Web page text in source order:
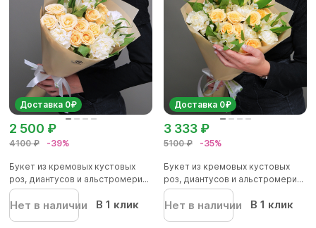
Доставка 0₽
4100 ₽ -39%
2 500 ₽
Букет из кремовых кустовых
роз, диантусов и альстромери...
Нет в наличии В 1 клик
Доставка 0₽
5100 ₽ -35%
3 333 ₽
Букет из кремовых кустовых
роз, диантусов и альстромери...
Нет в наличии В 1 клик